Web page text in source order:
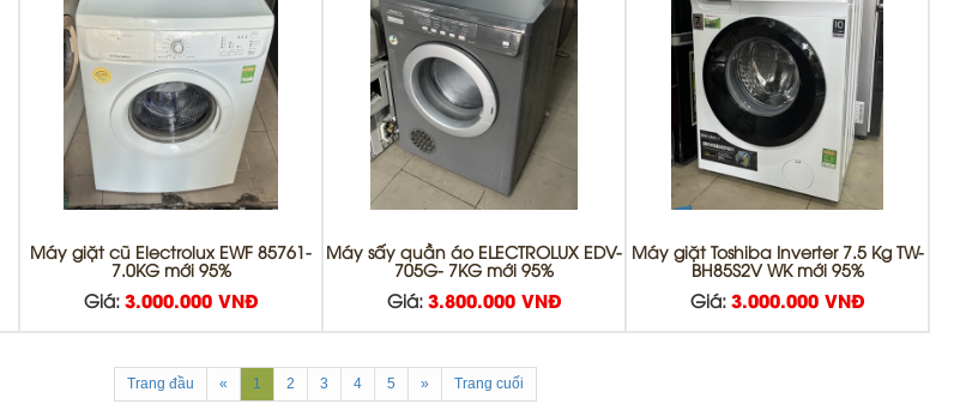
Máy giặt cũ Electrolux EWF 85761-
7.0KG mới 95%
Giá: 3.000.000 VNĐ
Máy sấy quần áo ELECTROLUX EDV-
705G- 7KG mới 95%
Giá: 3.800.000 VNĐ
Máy giặt Toshiba Inverter 7.5 Kg TW-
BH85S2V WK mới 95%
Giá: 3.000.000 VNĐ
Trang đầu « 1 2 3 4 5 » Trang cuối